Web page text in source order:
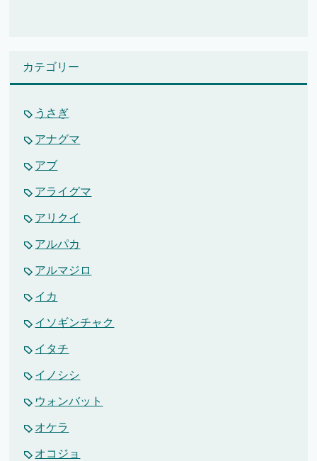
カテゴリー
うさぎ
アナグマ
アブ
アライグマ
アリクイ
アルパカ
アルマジロ
イカ
イソギンチャク
イタチ
イノシシ
ウォンバット
オケラ
オコジョ